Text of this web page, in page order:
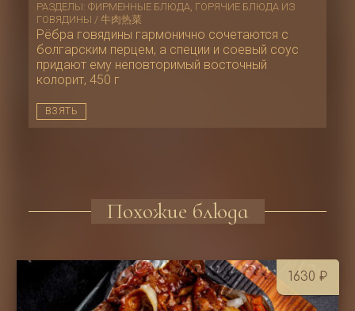
РАЗДЕЛЫ: ФИРМЕННЫЕ БЛЮДА, ГОРЯЧИЕ БЛЮДА ИЗ
ГОВЯДИНЫ / 牛肉热菜
Рёбра говядины гармонично сочетаются с
болгарским перцем, а специи и соевый соус
придают ему неповторимый восточный
колорит, 450 г
ВЗЯТЬ
Похожие блюда
1630 ₽